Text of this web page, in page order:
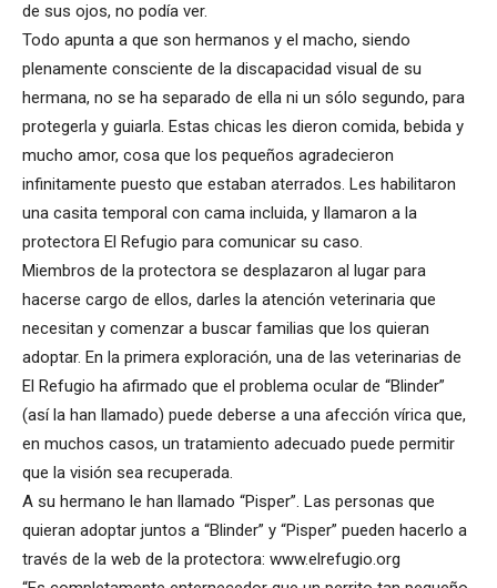
de sus ojos, no podía ver.
Todo apunta a que son hermanos y el macho, siendo
plenamente consciente de la discapacidad visual de su
hermana, no se ha separado de ella ni un sólo segundo, para
protegerla y guiarla. Estas chicas les dieron comida, bebida y
mucho amor, cosa que los pequeños agradecieron
infinitamente puesto que estaban aterrados. Les habilitaron
una casita temporal con cama incluida, y llamaron a la
protectora El Refugio para comunicar su caso.
Miembros de la protectora se desplazaron al lugar para
hacerse cargo de ellos, darles la atención veterinaria que
necesitan y comenzar a buscar familias que los quieran
adoptar. En la primera exploración, una de las veterinarias de
El Refugio ha afirmado que el problema ocular de “Blinder”
(así la han llamado) puede deberse a una afección vírica que,
en muchos casos, un tratamiento adecuado puede permitir
que la visión sea recuperada.
A su hermano le han llamado “Pisper”. Las personas que
quieran adoptar juntos a “Blinder” y “Pisper” pueden hacerlo a
través de la web de la protectora: www.elrefugio.org